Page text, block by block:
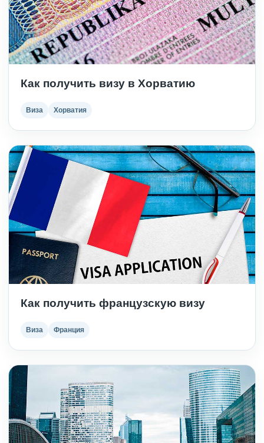
Как получить визу в Хорватию
Виза Хорватия
Как получить французскую визу
Виза Франция